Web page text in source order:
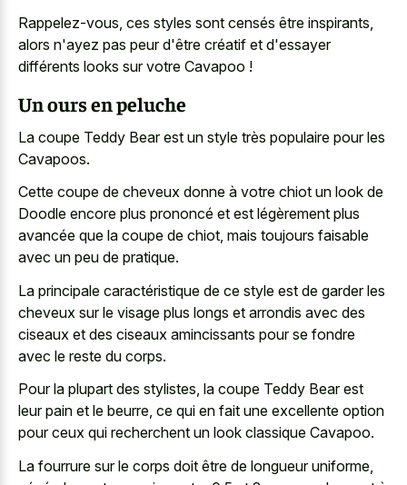
Rappelez-vous, ces styles sont censés être inspirants,
alors n'ayez pas peur d'être créatif et d'essayer
différents looks sur votre Cavapoo !
Un ours en peluche
La coupe Teddy Bear est un style très populaire pour les
Cavapoos.
Cette coupe de cheveux donne à votre chiot un look de
Doodle encore plus prononcé et est légèrement plus
avancée que la coupe de chiot, mais toujours faisable
avec un peu de pratique.
La principale caractéristique de ce style est de garder les
cheveux sur le visage plus longs et arrondis avec des
ciseaux et des ciseaux amincissants pour se fondre
avec le reste du corps.
Pour la plupart des stylistes, la coupe Teddy Bear est
leur pain et le beurre, ce qui en fait une excellente option
pour ceux qui recherchent un look classique Cavapoo.
La fourrure sur le corps doit être de longueur uniforme,